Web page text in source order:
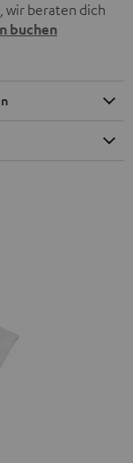
wir beraten dich
buchen